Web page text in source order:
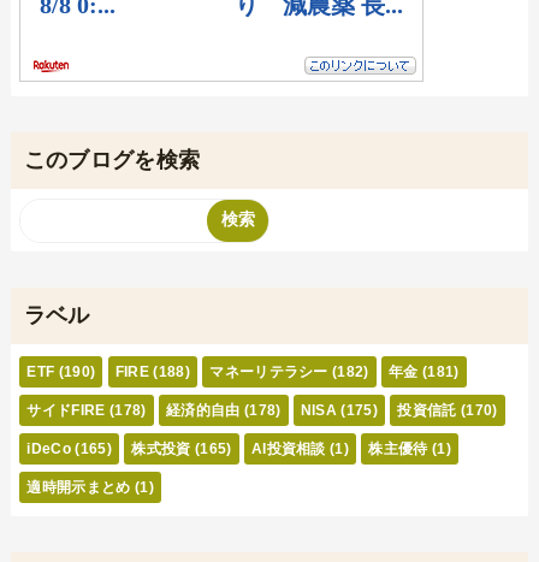
このブログを検索
ラベル
ETF (190) FIRE (188) マネーリテラシー (182) 年金 (181)
サイドFIRE (178) 経済的自由 (178) NISA (175) 投資信託 (170)
iDeCo (165) 株式投資 (165) AI投資相談 (1) 株主優待 (1)
適時開示まとめ (1)